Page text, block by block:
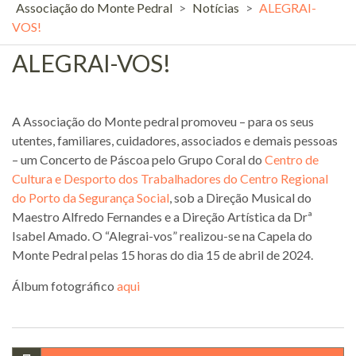
Associação do Monte Pedral > Notícias > ALEGRAI-
VOS!
ALEGRAI-VOS!
A Associação do Monte pedral promoveu – para os seus
utentes, familiares, cuidadores, associados e demais pessoas
– um Concerto de Páscoa pelo Grupo Coral do Centro de
Cultura e Desporto dos Trabalhadores do Centro Regional
do Porto da Segurança Social, sob a Direção Musical do
Maestro Alfredo Fernandes e a Direção Artística da Drª
Isabel Amado. O “Alegrai-vos” realizou-se na Capela do
Monte Pedral pelas 15 horas do dia 15 de abril de 2024.
Álbum fotográfico aqui